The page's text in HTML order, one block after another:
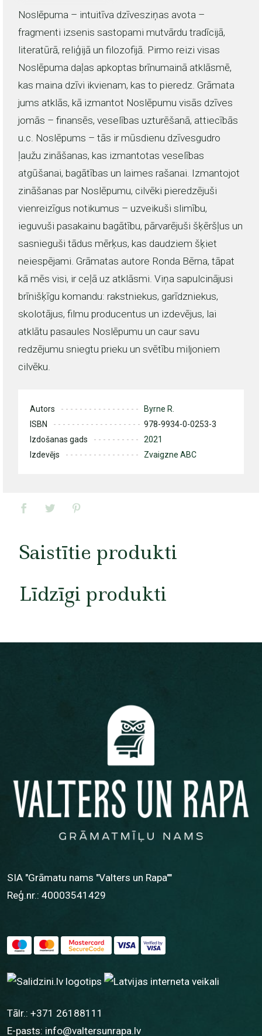
Noslēpuma – intuitīva dzīvesziņas avota –
fragmenti izsenis sastopami mutvārdu tradīcijā,
literatūrā, reliģijā un filozofijā. Pirmo reizi visas
Noslēpuma daļas apkoptas brīnumainā atklāsmē,
kas maina dzīvi ikvienam, kas to pieredz. Grāmata
jums atklās, kā izmantot Noslēpumu visās dzīves
jomās – finansēs, veselības uzturēšanā, attiecībās
u.c. Noslēpums – tās ir mūsdienu dzīvesgudro
ļaužu zināšanas, kas izmantotas veselības
atgūšanai, bagātības un laimes rašanai. Izmantojot
zināšanas par Noslēpumu, cilvēki pieredzējuši
vienreizīgus notikumus – uzveikuši slimību,
ieguvuši pasakainu bagātību, pārvarējuši šķēršļus un
sasnieguši tādus mērķus, kas daudziem šķiet
neiespējami. Grāmatas autore Ronda Bērna, tāpat
kā mēs visi, ir ceļā uz atklāsmi. Viņa sapulcinājusi
brīnišķīgu komandu: rakstniekus, garīdzniekus,
skolotājus, filmu producentus un izdevējus, lai
atklātu pasaules Noslēpumu un caur savu
redzējumu sniegtu prieku un svētību miljoniem
cilvēku.
Autors
Byrne R.
ISBN
978-9934-0-0253-3
Izdošanas gads
2021
Izdevējs
Zvaigzne ABC
Saistītie produkti
Līdzīgi produkti
SIA "Grāmatu nams "Valters un Rapa""
Reģ.nr.: 40003541429
Tālr.: +371 26188111
E-pasts: info@valtersunrapa.lv